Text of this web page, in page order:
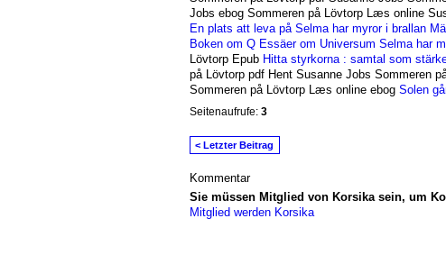
Jobs ebog Sommeren på Lövtorp Læs online
En plats att leva på Selma har myror i brallan
Boken om Q Essäer om Universum Selma har
Lövtorp Epub Hitta styrkorna : samtal som
på Lövtorp pdf Hent Susanne Jobs Sommeren
Sommeren på Lövtorp Læs online ebog Solen
Seitenaufrufe: 3
< Letzter Beitrag
Kommentar
Sie müssen Mitglied von Korsika sein, um
Mitglied werden Korsika